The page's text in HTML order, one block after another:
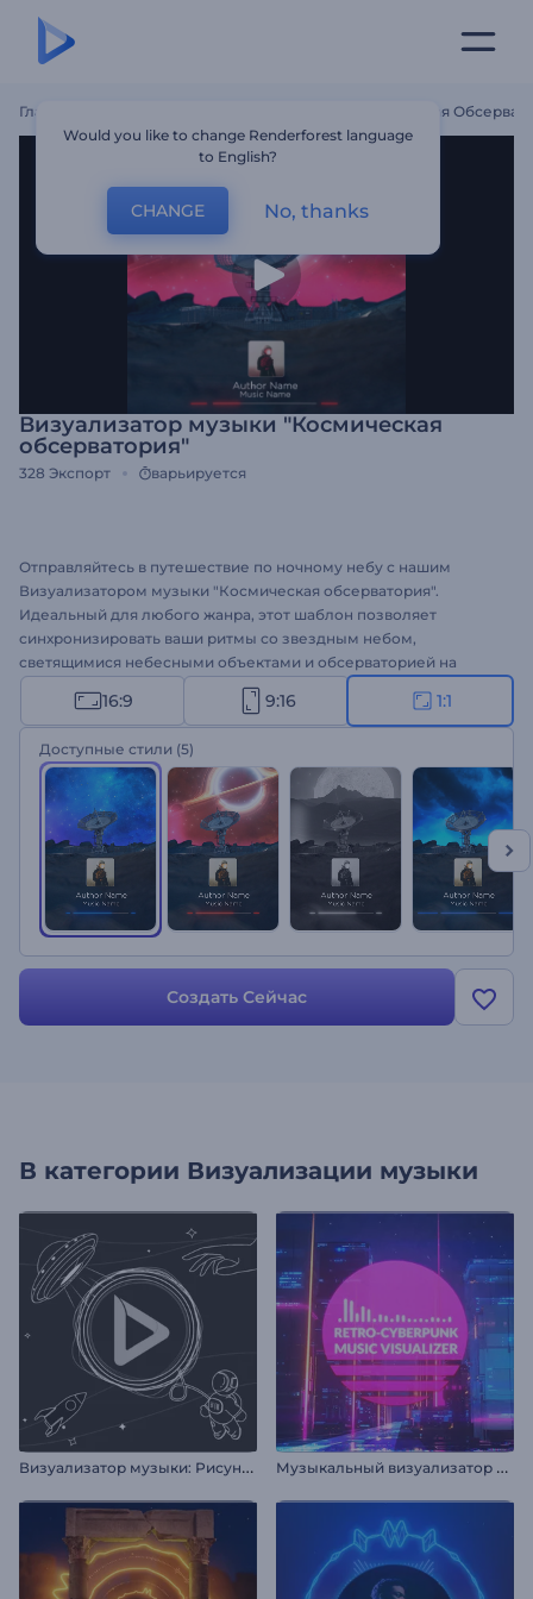
Главная Визуализатор Музыки "Космическая
Визуализатор музыки "Космическая
обсерватория"
328 Экспорт варьируется
Отправляйтесь в путешествие по ночному небу с нашим
Визуализатором музыки "Космическая обсерватория".
Идеальный для любого жанра, этот шаблон позволяет
синхронизировать ваши ритмы со звездным небом,
светящимися небесными объектами и обсерваторией на
скалах. Загрузите свой трек, укажите название песни и имя
исполнителя и представьте свою музыку с захватывающими
дух визуальными эффектами. Этот визуализатор - все, что
нужно музыкантам и диджеям, а также любителям музыки,
чтобы повысить ее популярность. Создавайте прямо сейчас!
16:9 9:16 1:1
Доступные стили (5)
Создать Сейчас
В категории Визуализации музыки
В
изуализатор музыки: Рисунки космоса М
узыкальный визуализатор в стиле ретро-киберпанк
Would you like to change Renderforest language
to English?
CHANGE No, thanks